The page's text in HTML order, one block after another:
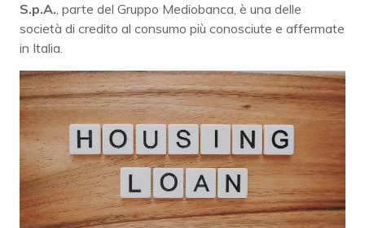
S.p.A., parte del Gruppo Mediobanca, è una delle
società di credito al consumo più conosciute e affermate
in Italia.